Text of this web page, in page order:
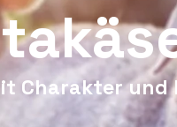
Charakter